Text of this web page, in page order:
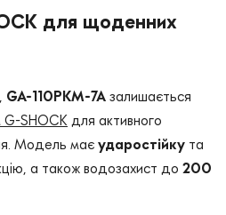
для щоденних
GA-110PKM-7A залишається
G-SHOCK для активного
Модель має ударостійку та
а також водозахист до 200